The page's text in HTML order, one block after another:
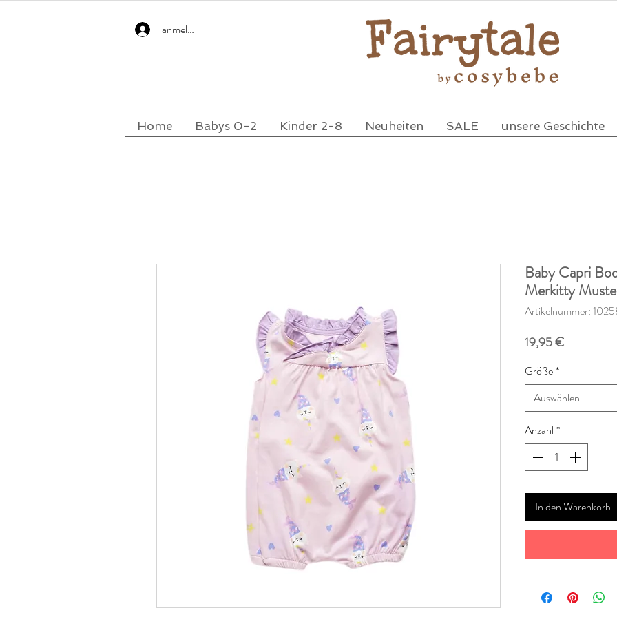
anmelden
Home Babys 0-2 Kinder 2-8 Neuheiten SALE unsere Geschichte
Baby Capri
Merkitty
Artikelnummer:
19,95 €Preis
Größe*
Auswählen
Anzahl *
In den Warenkorb